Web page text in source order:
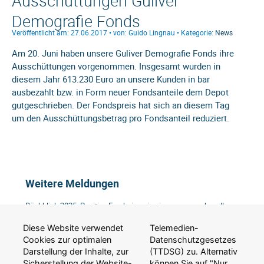
Demografie Fonds
Veröffentlicht am: 27.06.2017 • von: Guido Lingnau • Kategorie: News
Am 20. Juni haben unsere Guliver Demografie Fonds ihre
Ausschüttungen vorgenommen. Insgesamt wurden in
diesem Jahr 613.230 Euro an unsere Kunden in bar
ausbezahlt bzw. in Form neuer Fondsanteile dem Depot
gutgeschrieben. Der Fondspreis hat sich an diesem Tag
um den Ausschüttungsbetrag pro Fondsanteil reduziert.
Weitere Meldungen
Rückblick 2025: Positive Ergebnisse in einem anspruchsvollen
Walk for Home 2025: Gemeinsam wandern – gemeinsam helfen.
Diese Website verwendet
Cookies zur optimalen
Darstellung der Inhalte, zur
Telemedien-
Datenschutzgesetzes
(TTDSG) zu. Alternativ